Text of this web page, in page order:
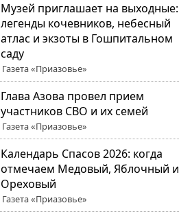
Музей приглашает на выходные:
легенды кочевников, небесный
атлас и экзоты в Гошпитальном
саду
Газета «Приазовье»
Глава Азова провел прием
участников СВО и их семей
Газета «Приазовье»
Календарь Спасов 2026: когда
отмечаем Медовый, Яблочный и
Ореховый
Газета «Приазовье»